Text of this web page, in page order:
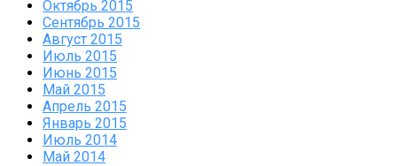
Октябрь 2015
Сентябрь 2015
Август 2015
Июль 2015
Июнь 2015
Май 2015
Апрель 2015
Январь 2015
Июль 2014
Май 2014